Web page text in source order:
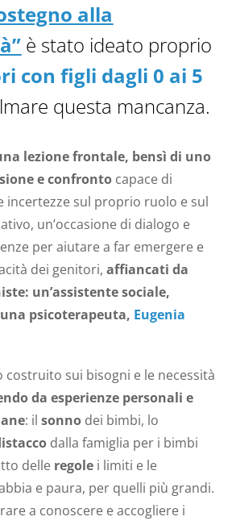
alla
è stato ideato proprio
con figli dagli 0 ai 5
questa mancanza.
lezione frontale, bensì di uno
e confronto capace di
incertezze sul proprio ruolo e sul
un’occasione di dialogo e
per aiutare a far emergere e
dei genitori,affiancati da
un’assistente sociale,
psicoterapeuta, Eugenia
costruito sui bisogni e le necessità
da esperienze personali e
: ilsonno dei bimbi, lo
dalla famiglia per i bimbi
delle regole i limiti e le
e paura, per quelli più grandi.
a conoscere e accogliere i